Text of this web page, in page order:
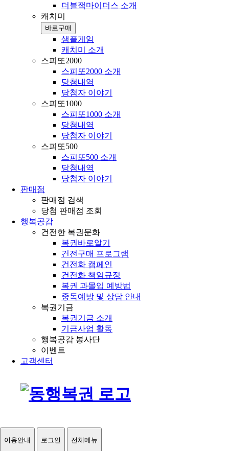
더블잭마이더스 소개
캐치미
바로구매
샘플게임
캐치미 소개
스피또2000
스피또2000 소개
당첨내역
당첨자 이야기
스피또1000
스피또1000 소개
당첨내역
당첨자 이야기
스피또500
스피또500 소개
당첨내역
당첨자 이야기
판매점
판매점 검색
당첨 판매점 조회
행복공감
건전한 복권문화
복권바로알기
건전구매 프로그램
건전화 캠페인
건전화 책임규정
복권 과몰입 예방법
중독예방 및 상담 안내
복권기금
복권기금 소개
기금사업 활동
행복공감 봉사단
이벤트
고객센터
이용안내 로그인 전체메뉴